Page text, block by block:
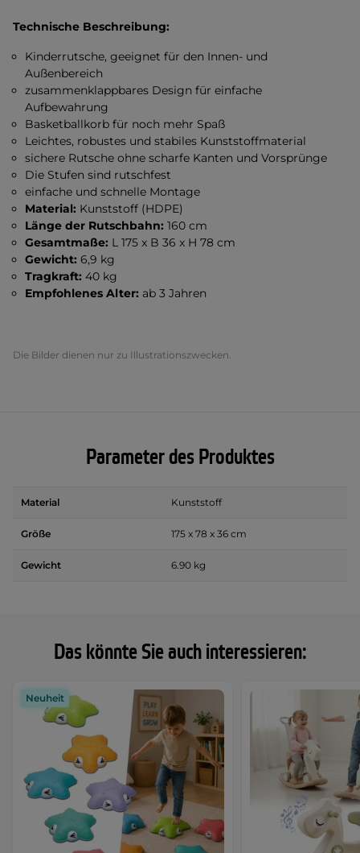
Das könnte Sie auch interessieren:
Neuheit
Technische Beschreibung:
Kinderrutsche, geeignet für den Innen- und
Außenbereich
zusammenklappbares Design für einfache
Aufbewahrung
Basketballkorb für noch mehr Spaß
Leichtes, robustes und stabiles Kunststoffmaterial
sichere Rutsche ohne scharfe Kanten und Vorsprünge
Die Stufen sind rutschfest
einfache und schnelle Montage
Material: Kunststoff (HDPE)
Länge der Rutschbahn:160 cm
Gesamtmaße: L 175 x B 36 x H 78 cm
Gewicht:6,9 kg
Tragkraft:40 kg
Empfohlenes Alter: ab 3 Jahren
Die Bilder dienen nur zu Illustrationszwecken.
Parameter des Produktes
Material Kunststoff
Größe 175 x 78 x 36 cm
Gewicht 6.90 kg